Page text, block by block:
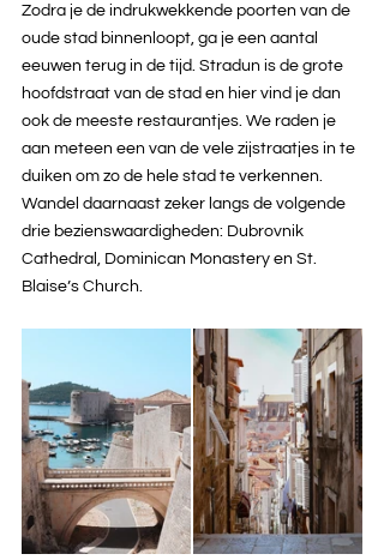
Zodra je de indrukwekkende poorten van de
oude stad binnenloopt, ga je een aantal
eeuwen terug in de tijd. Stradun is de grote
hoofdstraat van de stad en hier vind je dan
ook de meeste restaurantjes. We raden je
aan meteen een van de vele zijstraatjes in te
duiken om zo de hele stad te verkennen.
Wandel daarnaast zeker langs de volgende
drie bezienswaardigheden: Dubrovnik
Cathedral, Dominican Monastery en St.
Blaise’s Church.